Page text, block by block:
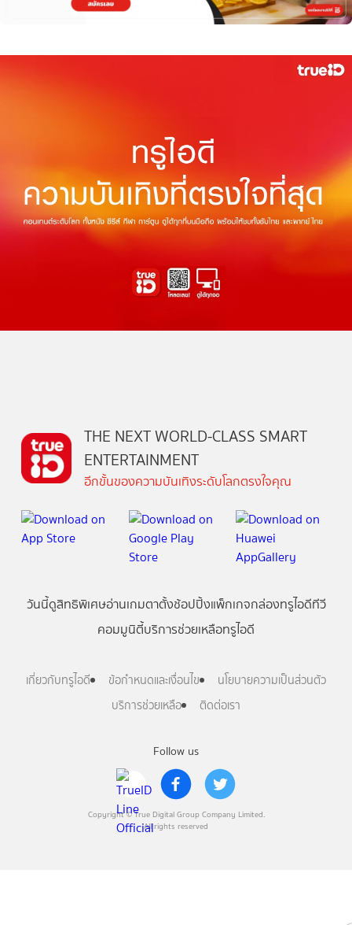
Follow us
Copyright © True Digital Group Company Limited.
All rights reserved
THE NEXT WORLD-CLASS SMART
ENTERTAINMENT
อีกขั้นของความบันเทิงระดับโลกตรงใจคุณ
วันนี้ดูสิทธิพิเศษอ่านเกมตาตั้งช้อปปิ้งแพ็กเกจกล่องทรูไอดีทีวี
คอมมูนิตี้บริการช่วยเหลือทรูไอดี
เกี่ยวกับทรูไอดี ข้อกำหนดและเงื่อนไข
นโยบายความเป็นส่วนตัว
บริการช่วยเหลือ
ติดต่อเรา